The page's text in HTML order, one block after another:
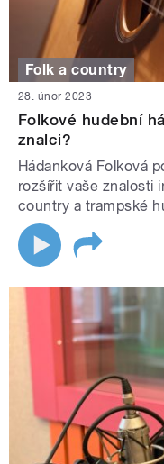
Folk a country
28. únor 2023
Folkové hudební
znalci?
Hádanková Folková
rozšířit vaše znalosti
country a trampské